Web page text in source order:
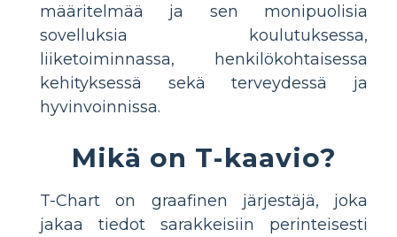
määritelmää ja sen monipuolisia
sovelluksia koulutuksessa,
liiketoiminnassa, henkilökohtaisessa
kehityksessä sekä terveydessä ja
hyvinvoinnissa.
Mikä on T-kaavio?
T-Chart on graafinen järjestäjä, joka
jakaa tiedot sarakkeisiin perinteisesti